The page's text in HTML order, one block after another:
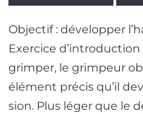
Objectif : développer
Exercice
grim­per, le grim­peur
élé­ment pré­cis qu’il
sion. Plus léger que le